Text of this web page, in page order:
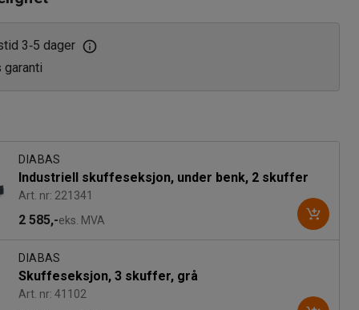
3‑5 dager
garanti
DIABAS
Industriell skuffeseksjon, under benk, 2 skuffer
Art. nr: 221341
2 585,-eks. MVA
DIABAS
Skuffeseksjon, 3 skuffer, grå
Art. nr: 41102